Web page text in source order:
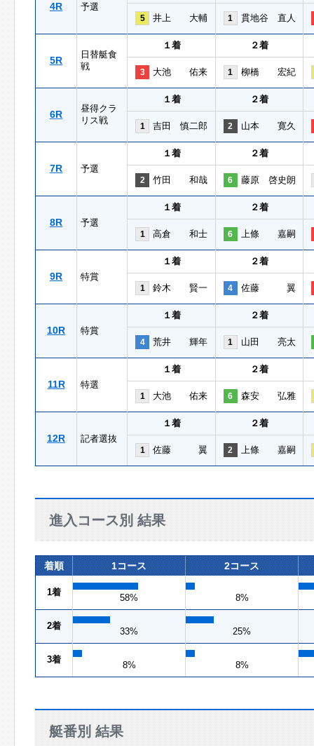
4R 予選
5 井上 大輔 1 貫地谷 直人
5R
日替艇食
戦
１着 ２着
3 大池 佑来 1 柳橋 宏紀
6R
昼得クラ
リス戦
１着 ２着
1 吉田 慎二郎 2 山本 寛久
7R 予選
１着 ２着
2 竹田 和哉 6 藤原 啓史朗
8R 予選
１着 ２着
1 高倉 和士 6 上條 嘉嗣
9R 特賞
１着 ２着
1 鈴木 賢一 4 佐藤 翼
10R 特賞
１着 ２着
4 荒井 輝年 1 山田 亮太
11R 特選
１着 ２着
1 大池 佑来 6 森安 弘雅
12R 記者選抜
１着 ２着
1 佐藤 翼 2 上條 嘉嗣
進入コース別 結果
着順 1コース 2コース
1着
58% 8%
2着
33% 25%
3着
8% 8%
艇番別 結果